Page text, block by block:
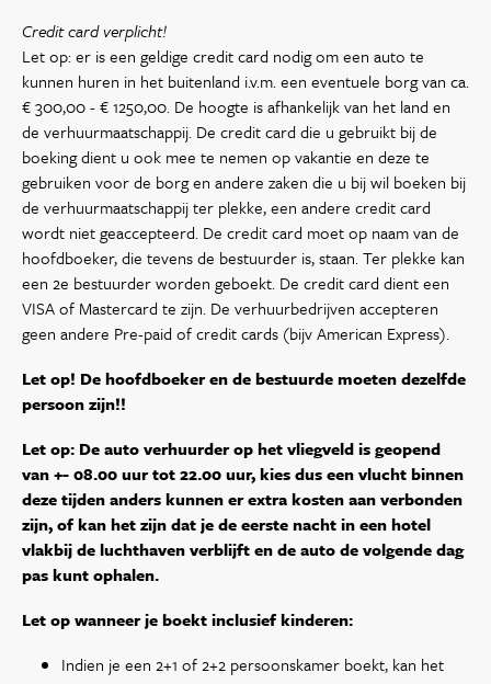
Credit card verplicht!
Let op: er is een geldige credit card nodig om een auto te
kunnen huren in het buitenland i.v.m. een eventuele borg van ca.
€ 300,00 - € 1250,00. De hoogte is afhankelijk van het land en
de verhuurmaatschappij. De credit card die u gebruikt bij de
boeking dient u ook mee te nemen op vakantie en deze te
gebruiken voor de borg en andere zaken die u bij wil boeken bij
de verhuurmaatschappij ter plekke, een andere credit card
wordt niet geaccepteerd. De credit card moet op naam van de
hoofdboeker, die tevens de bestuurder is, staan. Ter plekke kan
een 2e bestuurder worden geboekt. De credit card dient een
VISA of Mastercard te zijn. De verhuurbedrijven accepteren
geen andere Pre-paid of credit cards (bijv American Express).
Let op! De hoofdboeker en de bestuurde moeten dezelfde
persoon zijn!!
Let op: De auto verhuurder op het vliegveld is geopend
van +- 08.00 uur tot 22.00 uur, kies dus een vlucht binnen
deze tijden anders kunnen er extra kosten aan verbonden
zijn, of kan het zijn dat je de eerste nacht in een hotel
vlakbij de luchthaven verblijft en de auto de volgende dag
pas kunt ophalen.
Let op wanneer je boekt inclusief kinderen:
Indien je een 2+1 of 2+2 persoonskamer boekt, kan het